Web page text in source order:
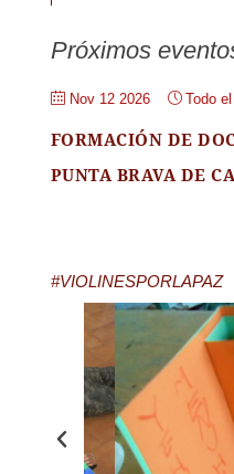
Próximos
Nov 12 2026 Todo
FORMACIÓN DE
PUNTA BRAVA DE
#VIOLINESPORLAPAZ